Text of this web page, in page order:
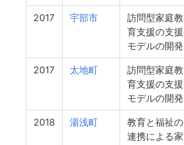
2017 宇部市
訪問型家庭教
育支援の支援
モデルの開発
2017 太地町
訪問型家庭教
育支援の支援
モデルの開発
2018 湯浅町
教育と福祉の
連携による家